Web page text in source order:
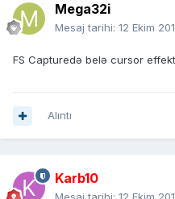
Mega32i
Mesaj tarihi: 12 Ekim
FS Capturedə belə cursor
Alıntı
Karb10